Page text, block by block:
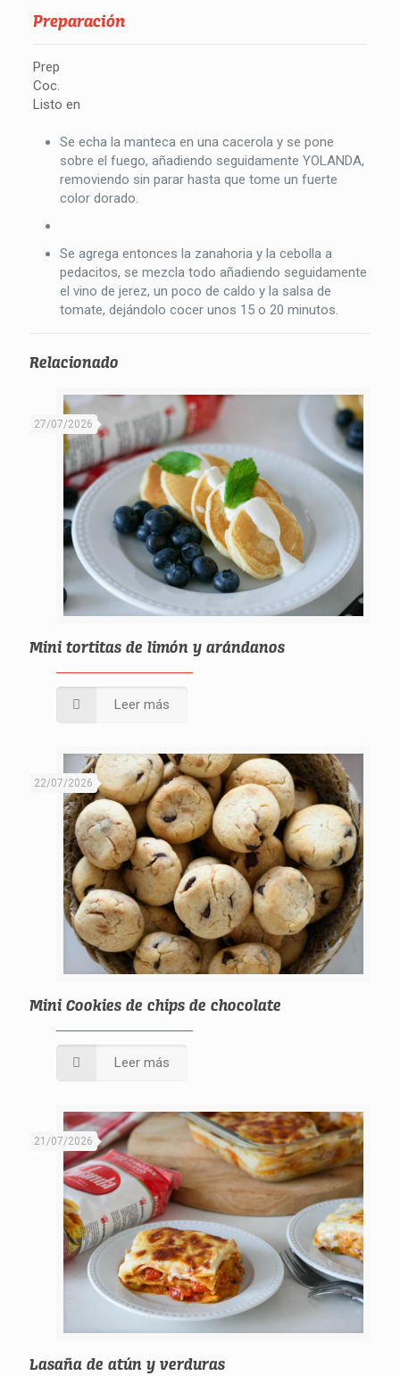
Preparación
Prep
Coc.
Listo en
Se echa la manteca en una cacerola y se pone
sobre el fuego, añadiendo seguidamente YOLANDA,
removiendo sin parar hasta que tome un fuerte
color dorado.
Se agrega entonces la zanahoria y la cebolla a
pedacitos, se mezcla todo añadiendo seguidamente
el vino de jerez, un poco de caldo y la salsa de
tomate, dejándolo cocer unos 15 o 20 minutos.
Relacionado
27/07/2026
Mini tortitas de limón y arándanos
Leer más
22/07/2026
Mini Cookies de chips de chocolate
Leer más
21/07/2026
Lasaña de atún y verduras